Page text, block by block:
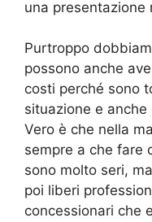
una presentazione
Purtroppo
possono anche
costi perché sono
situazione e
Vero è che nella
sempre a che fare
sono molto seri,
poi liberi
concessionari che